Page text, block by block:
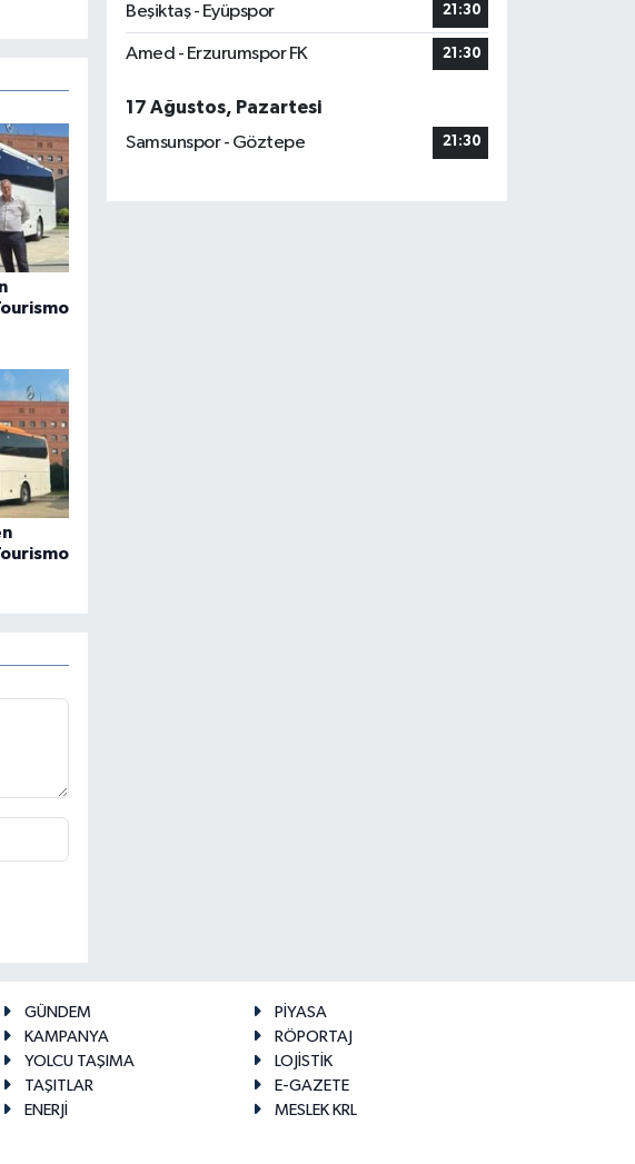
Beşiktaş - Eyüpspor 21:30
Amed - Erzurumspor FK 21:30
17 Ağustos, Pazartesi
Samsunspor - Göztepe
21:30
GÜNDEM
PİYASA
KAMPANYA
RÖPORTAJ
YOLCU TAŞIMA
LOJİSTİK
TAŞITLAR
E-GAZETE
ENERJİ
MESLEK KRL